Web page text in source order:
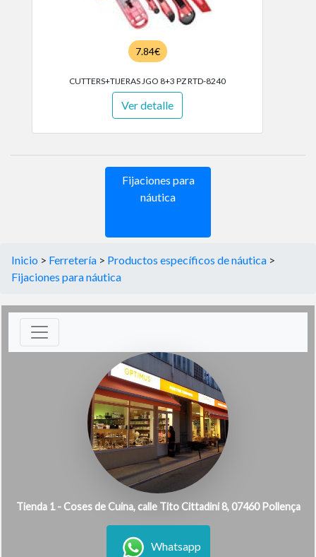
7.84€
CUTTERS+TIJERAS JGO 8+3 PZ RTD-8240
Ver detalle
Fijaciones para
náutica
Inicio > Ferretería > Productos específicos de náutica >
Fijaciones para náutica
Tienda 1 - Coses de Cuina, calle Tito Cittadini 8, 07460 Pollença
Whatsapp